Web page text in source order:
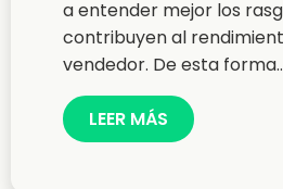
a entender mejor los
contribuyen al
vendedor. De esta
LEER MÁS